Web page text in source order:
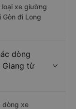
loại xe giường
đi Long
dòng
Giang từ
dòng xe